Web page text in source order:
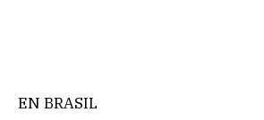
EN BRASIL